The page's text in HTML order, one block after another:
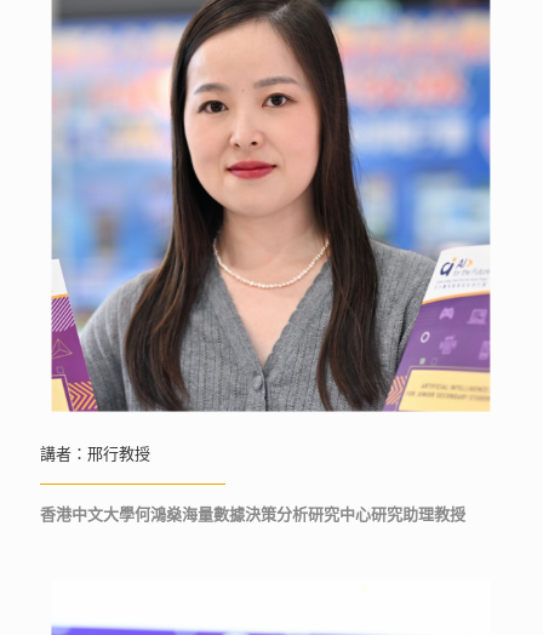
講者：邢行教授
香港中文大學何鴻燊海量數據決策分析研究中心研究助理教授